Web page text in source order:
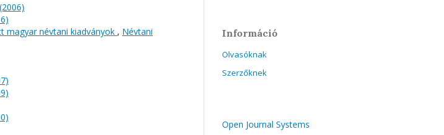
magyar névtani kiadványok , Névtani
Információ
Olvasóknak
Szerzőknek
Open Journal Systems